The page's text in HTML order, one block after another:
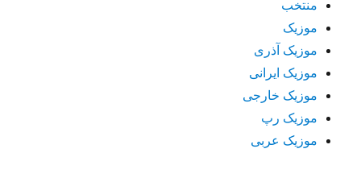
منتخب
موزیک
موزیک آذری
موزیک ایرانی
موزیک خارجی
موزیک رپ
موزیک عربی